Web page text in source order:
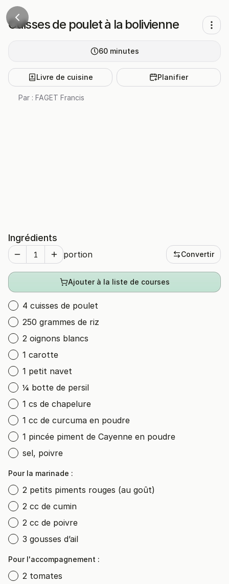
Cuisses de poulet à la bolivienne
60 minutes
Livre de cuisine Planifier
Par : FAGET Francis
Ingrédients
portion Convertir
Ajouter à la liste de courses
4 cuisses de poulet
250 grammes de riz
2 oignons blancs
1 carotte
1 petit navet
¼ botte de persil
1 cs de chapelure
1 cc de curcuma en poudre
1 pincée piment de Cayenne en poudre
sel, poivre
Pour la marinade :
2 petits piments rouges (au goût)
2 cc de cumin
2 cc de poivre
3 gousses d’ail
Pour l'accompagnement :
2 tomates